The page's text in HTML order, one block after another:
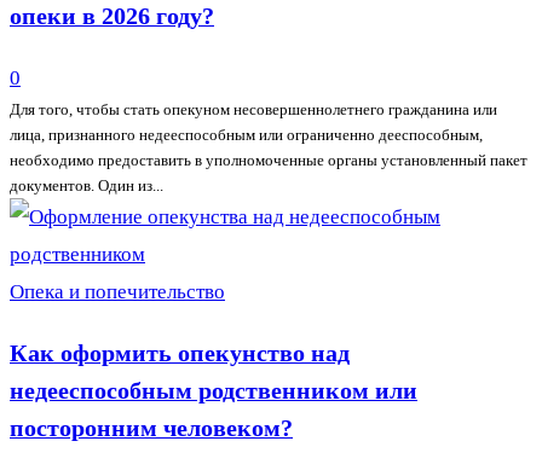
опеки в 2026 году?
0
Для того, чтобы стать опекуном несовершеннолетнего гражданина или
лица, признанного недееспособным или ограниченно дееспособным,
необходимо предоставить в уполномоченные органы установленный пакет
документов. Один из...
Опека и попечительство
Как оформить опекунство над
недееспособным родственником или
посторонним человеком?